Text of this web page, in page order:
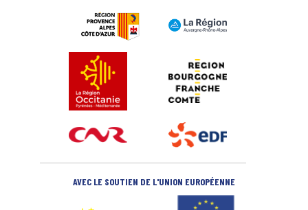
AVEC LE SOUTIEN DE L'UNION EUROPÉENNE